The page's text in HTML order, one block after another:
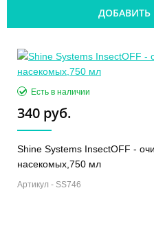
ДОБАВИТЬ
Есть в наличии
340 руб.
Shine Systems InsectOFF -
насекомых,750 мл
Артикул - SS746